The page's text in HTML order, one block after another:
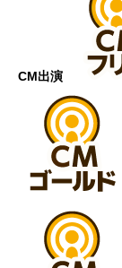
CM出演